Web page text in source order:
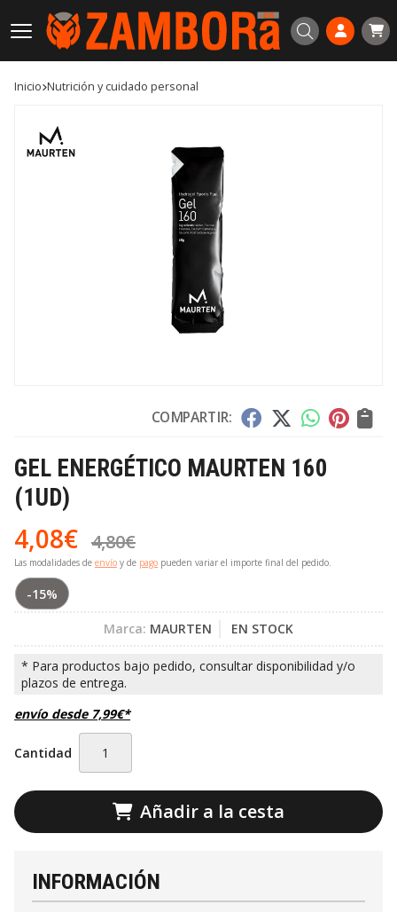
Buscar
Inicio nutrición y cuidado personal
COMPARTIR:
GEL ENERGÉTICO MAURTEN 160
(1UD)
4,08€ 4,80€
Las modalidades de envío y de pago pueden variar el importe final del pedido.
-15%
Marca: MAURTEN EN STOCK
envío desde 7,99€*
Cantidad
Añadir a la cesta
INFORMACIÓN